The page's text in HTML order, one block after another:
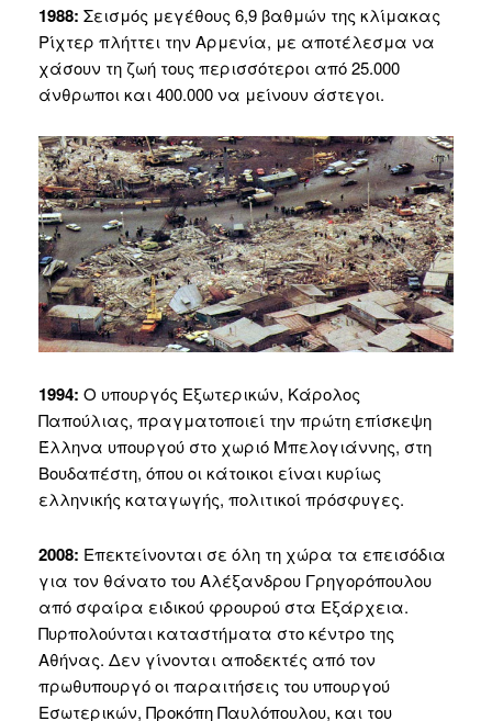
1988: Σεισμός μεγέθους 6,9 βαθμών της κλίμακας
Ρίχτερ πλήττει την Αρμενία, με αποτέλεσμα να
χάσουν τη ζωή τους περισσότεροι από 25.000
άνθρωποι και 400.000 να μείνουν άστεγοι.
1994: Ο υπουργός Εξωτερικών, Κάρολος
Παπούλιας, πραγματοποιεί την πρώτη επίσκεψη
Έλληνα υπουργού στο χωριό Μπελογιάννης, στη
Βουδαπέστη, όπου οι κάτοικοι είναι κυρίως
ελληνικής καταγωγής, πολιτικοί πρόσφυγες.
2008: Επεκτείνονται σε όλη τη χώρα τα επεισόδια
για τον θάνατο του Αλέξανδρου Γρηγορόπουλου
από σφαίρα ειδικού φρουρού στα Εξάρχεια.
Πυρπολούνται καταστήματα στο κέντρο της
Αθήνας. Δεν γίνονται αποδεκτές από τον
πρωθυπουργό οι παραιτήσεις του υπουργού
Εσωτερικών, Προκόπη Παυλόπουλου, και του